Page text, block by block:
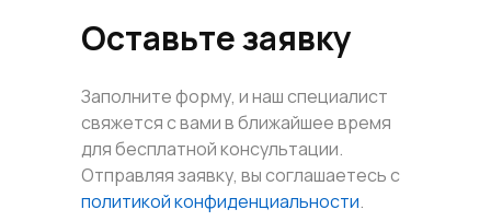
Оставьте заявку
Заполните форму, и наш специалист
свяжется с вами в ближайшее время
для бесплатной консультации.
Отправляя заявку, вы соглашаетесь с
политикой конфиденциальности.